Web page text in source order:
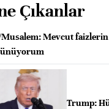
Çıkanlar
Musalem: Mevcut
Trump: